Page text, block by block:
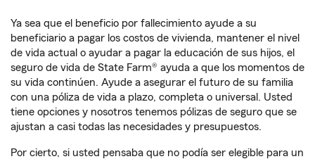
Ya sea que el beneficio por fallecimiento ayude a su
beneficiario a pagar los costos de vivienda, mantener el nivel
de vida actual o ayudar a pagar la educación de sus hijos, el
seguro de vida de State Farm® ayuda a que los momentos de
su vida continúen. Ayude a asegurar el futuro de su familia
con una póliza de vida a plazo, completa o universal. Usted
tiene opciones y nosotros tenemos pólizas de seguro que se
ajustan a casi todas las necesidades y presupuestos.
Por cierto, si usted pensaba que no podía ser elegible para un